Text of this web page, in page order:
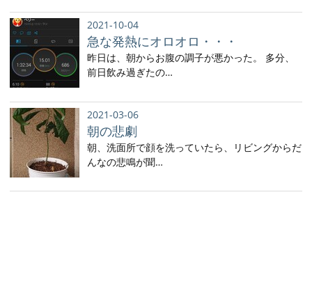
2021-10-04
急な発熱にオロオロ・・・
昨日は、朝からお腹の調子が悪かった。 多分、
前日飲み過ぎたの…
2021-03-06
朝の悲劇
朝、洗面所で顔を洗っていたら、リビングからだ
んなの悲鳴が聞…